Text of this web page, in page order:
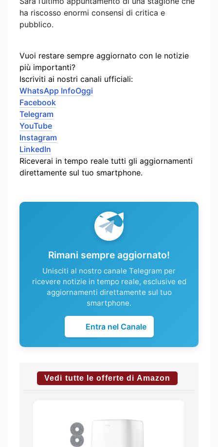
ha riscosso enormi consensi di critica e
pubblico.
Vuoi restare sempre aggiornato con le notizie
più importanti?
Iscriviti ai nostri canali ufficiali:
WhatsApp InfoOggi
Facebook
Telegram
YouTube
Instagram
LinkedIn
Riceverai in tempo reale tutti gli aggiornamenti
direttamente sul tuo smartphone.
Rimani sempre aggiornato!
Unisciti al nostro canale Telegram per
ricevere notizie in tempo reale, esclusive ed
aggiornamenti direttamente sul tuo
smartphone.
Entra nel Canale